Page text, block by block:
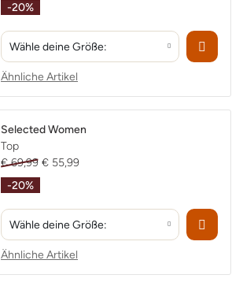
-20%
Wähle deine Größe:
Ähnliche Artikel
Selected Women
Top
€ 69,99 € 55,99
-20%
Wähle deine Größe:
Ähnliche Artikel